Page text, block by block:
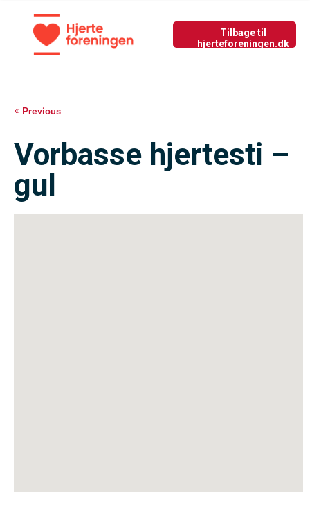
Tilbage til nyside
Previous
Vorbasse hjertesti –
gul